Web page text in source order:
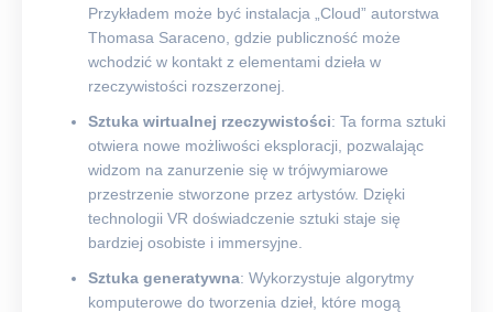
Przykładem może być instalacja „Cloud” autorstwa
Thomasa Saraceno, gdzie publiczność może
wchodzić w kontakt z elementami dzieła w
rzeczywistości rozszerzonej.
Sztuka wirtualnej rzeczywistości: Ta forma sztuki
otwiera nowe możliwości eksploracji, pozwalając
widzom na zanurzenie się w trójwymiarowe
przestrzenie stworzone przez artystów. Dzięki
technologii VR doświadczenie sztuki staje się
bardziej osobiste i immersyjne.
Sztuka generatywna: Wykorzystuje algorytmy
komputerowe do tworzenia dzieł, które mogą